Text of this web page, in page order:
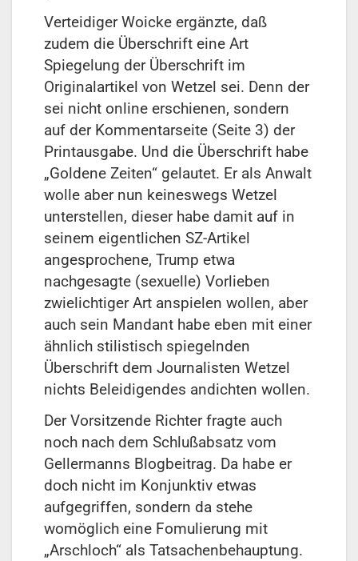
Verteidiger Woicke ergänzte, daß
zudem die Überschrift eine Art
Spiegelung der Überschrift im
Originalartikel von Wetzel sei. Denn der
sei nicht online erschienen, sondern
auf der Kommentarseite (Seite 3) der
Printausgabe. Und die Überschrift habe
„Goldene Zeiten“ gelautet. Er als Anwalt
wolle aber nun keineswegs Wetzel
unterstellen, dieser habe damit auf in
seinem eigentlichen SZ-Artikel
angesprochene, Trump etwa
nachgesagte (sexuelle) Vorlieben
zwielichtiger Art anspielen wollen, aber
auch sein Mandant habe eben mit einer
ähnlich stilistisch spiegelnden
Überschrift dem Journalisten Wetzel
nichts Beleidigendes andichten wollen.
Der Vorsitzende Richter fragte auch
noch nach dem Schlußabsatz vom
Gellermanns Blogbeitrag. Da habe er
doch nicht im Konjunktiv etwas
aufgegriffen, sondern da stehe
womöglich eine Fomulierung mit
„Arschloch“ als Tatsachenbehauptung.